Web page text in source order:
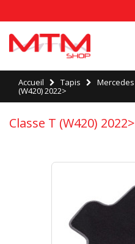
Accueil Tapis Mercedes
(W420) 2022>
Classe T (W420) 2022>